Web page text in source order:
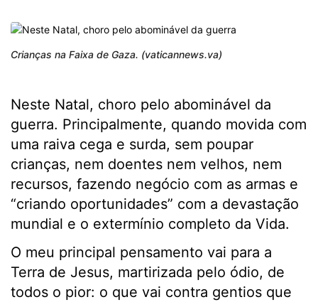
Crianças na Faixa de Gaza. (vaticannews.va)
Neste Natal, choro pelo abominável da
guerra. Principalmente, quando movida com
uma raiva cega e surda, sem poupar
crianças, nem doentes nem velhos, nem
recursos, fazendo negócio com as armas e
“criando oportunidades” com a devastação
mundial e o extermínio completo da Vida.
O meu principal pensamento vai para a
Terra de Jesus, martirizada pelo ódio, de
todos o pior: o que vai contra gentios que